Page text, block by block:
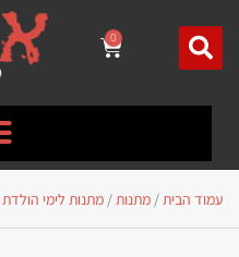
0
עמוד הבית/ מתנות/ מתנות לימי הולדת